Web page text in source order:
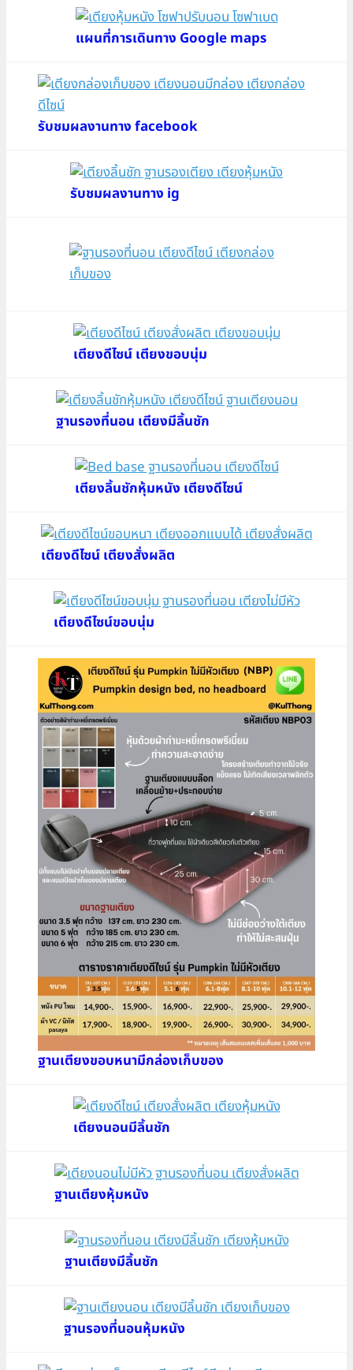
แผนที่การเดินทาง Google maps
รับชมผลงานทาง facebook
รับชมผลงานทาง ig
เตียงดีไซน์ เตียงขอบนุ่ม
ฐานรองที่นอน เตียงมีลิ้นชัก
เตียงลิ้นชักหุ้มหนัง เตียงดีไซน์
เตียงดีไซน์ เตียงสั่งผลิต
เตียงดีไซน์ขอบนุ่ม
ฐานเตียงขอบหนามีกล่องเก็บของ
เตียงนอนมีลิ้นชัก
ฐานเตียงหุ้มหนัง
ฐานเตียงมีลิ้นชัก
ฐานรองที่นอนหุ้มหนัง